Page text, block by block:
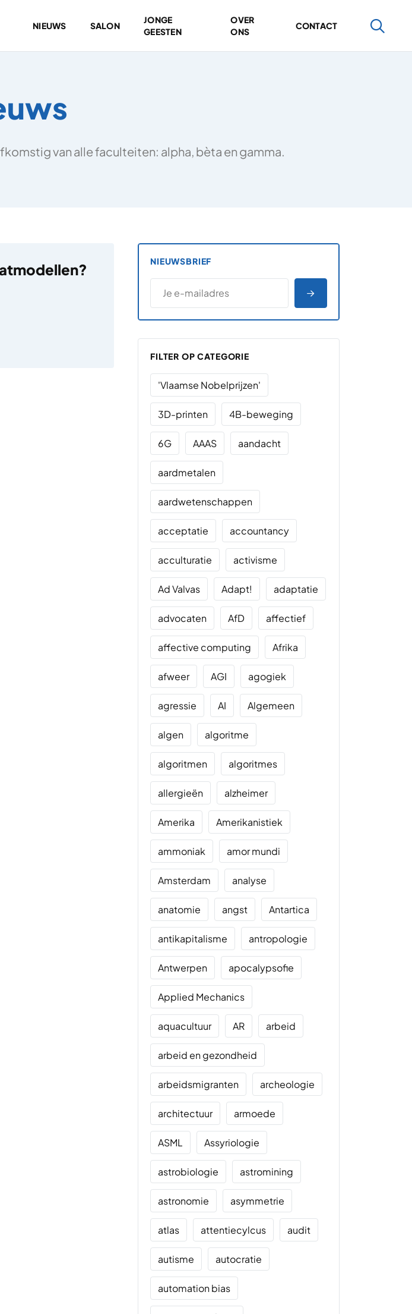
NIEUWS SALON
JONGE
GEESTEN
OVER
ONS
CONTACT
van alle faculteiten: alpha, bèta en gamma.
NIEUWSBRIEF
E-MAILADRES
*
AANMELDEN
FILTER OP CATEGORIE
'Vlaamse Nobelprijzen'
3D-printen 4B-beweging
6G AAAS aandacht
aardmetalen
aardwetenschappen
acceptatie accountancy
acculturatie activisme
Ad Valvas Adapt! adaptatie
advocaten AfD affectief
affective computing Afrika
afweer AGI agogiek
agressie AI Algemeen
algen algoritme
algoritmen algoritmes
allergieën alzheimer
Amerika Amerikanistiek
ammoniak amor mundi
Amsterdam analyse
anatomie angst Antartica
antikapitalisme antropologie
Antwerpen apocalypsofie
Applied Mechanics
aquacultuur AR arbeid
arbeid en gezondheid
arbeidsmigranten archeologie
architectuur armoede
ASML Assyriologie
astrobiologie astromining
astronomie asymmetrie
atlas attentiecylcus audit
autisme autocratie
automation bias